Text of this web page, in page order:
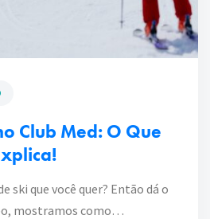
Club Med: O Que
ski que você quer? Então dá o
mostramos como…